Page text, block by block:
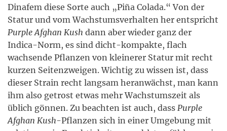
Dinafem diese Sorte auch „Piña Colada.“ Von der
Statur und vom Wachstumsverhalten her entspricht
Purple Afghan Kush dann aber wieder ganz der
Indica-Norm, es sind dicht-kompakte, flach
wachsende Pflanzen von kleinerer Statur mit recht
kurzen Seitenzweigen. Wichtig zu wissen ist, dass
dieser Strain recht langsam heranwächst, man kann
ihm also getrost etwas mehr Wachstumszeit als
üblich gönnen. Zu beachten ist auch, dass Purple
Afghan Kush-Pflanzen sich in einer Umgebung mit